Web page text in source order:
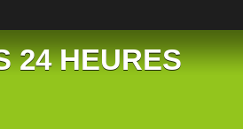
24 HEURES